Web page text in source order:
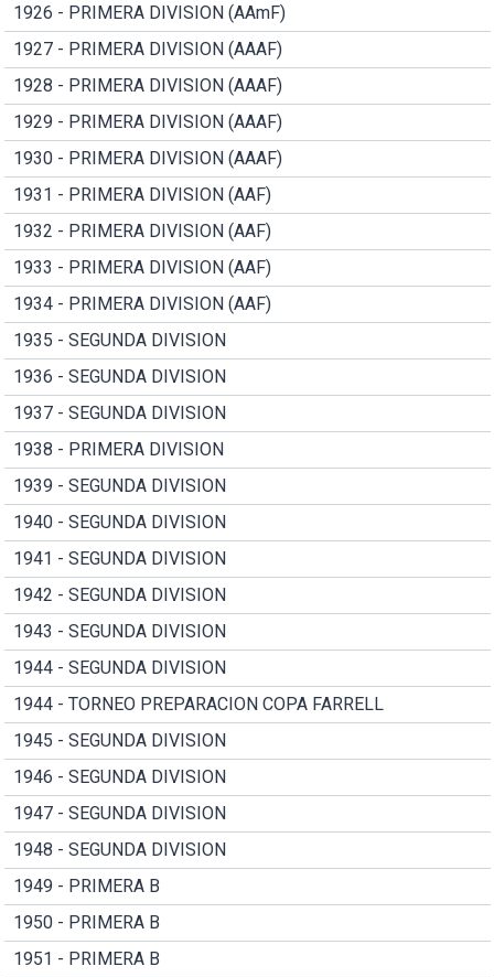
1926 - PRIMERA DIVISION (AAmF)
1927 - PRIMERA DIVISION (AAAF)
1928 - PRIMERA DIVISION (AAAF)
1929 - PRIMERA DIVISION (AAAF)
1930 - PRIMERA DIVISION (AAAF)
1931 - PRIMERA DIVISION (AAF)
1932 - PRIMERA DIVISION (AAF)
1933 - PRIMERA DIVISION (AAF)
1934 - PRIMERA DIVISION (AAF)
1935 - SEGUNDA DIVISION
1936 - SEGUNDA DIVISION
1937 - SEGUNDA DIVISION
1938 - PRIMERA DIVISION
1939 - SEGUNDA DIVISION
1940 - SEGUNDA DIVISION
1941 - SEGUNDA DIVISION
1942 - SEGUNDA DIVISION
1943 - SEGUNDA DIVISION
1944 - SEGUNDA DIVISION
1944 - TORNEO PREPARACION COPA FARRELL
1945 - SEGUNDA DIVISION
1946 - SEGUNDA DIVISION
1947 - SEGUNDA DIVISION
1948 - SEGUNDA DIVISION
1949 - PRIMERA B
1950 - PRIMERA B
1951 - PRIMERA B